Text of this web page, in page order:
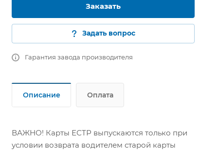
Заказать
Задать вопрос
Гарантия завода производителя
Описание Оплата
ВАЖНО! Карты ЕСТР выпускаются только при
условии возврата водителем старой карты